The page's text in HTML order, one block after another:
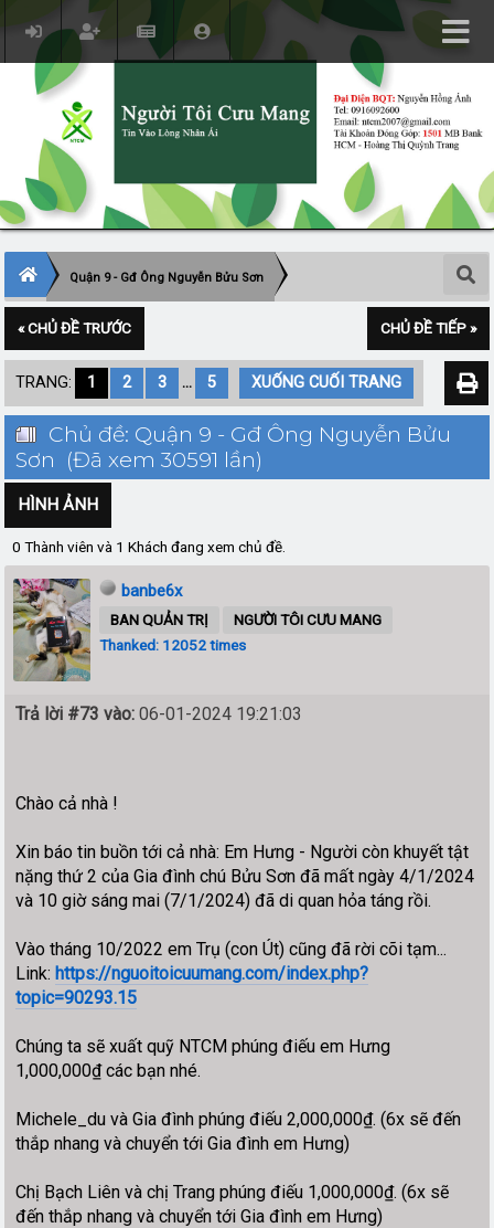
Quận 9 - Gđ Ông Nguyễn Bửu Sơn
« CHỦ ĐỀ TRƯỚC CHỦ ĐỀ TIẾP »
TRANG: 1 2 3 ... 5 XUỐNG CUỐI TRANG
Chủ đề: Quận 9 - Gđ Ông Nguyễn Bửu
Sơn (Đã xem 30591 lần)
HÌNH ẢNH
0 Thành viên và 1 Khách đang xem chủ đề.
banbe6x
BAN QUẢN TRỊ
NGƯỜI TÔI CƯU MANG
Thanked: 12052 times
Trả lời #73 vào: 06-01-2024 19:21:03
Chào cả nhà !
Xin báo tin buồn tới cả nhà: Em Hưng - Người còn khuyết tật
nặng thứ 2 của Gia đình chú Bửu Sơn đã mất ngày 4/1/2024
và 10 giờ sáng mai (7/1/2024) đã di quan hỏa táng rồi.
Vào tháng 10/2022 em Trụ (con Út) cũng đã rời cõi tạm...
Link: https://nguoitoicuumang.com/index.php?
topic=90293.15
Chúng ta sẽ xuất quỹ NTCM phúng điếu em Hưng
1,000,000₫ các bạn nhé.
Michele_du và Gia đình phúng điếu 2,000,000₫. (6x sẽ đến
thắp nhang và chuyển tới Gia đình em Hưng)
Chị Bạch Liên và chị Trang phúng điếu 1,000,000₫. (6x sẽ
đến thắp nhang và chuyển tới Gia đình em Hưng)